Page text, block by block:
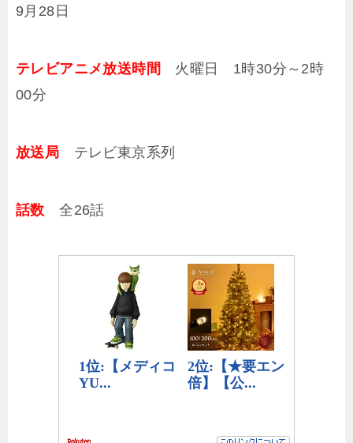
9月28日
テレビアニメ放送時間 火曜日 1時30分～2時
00分
放送局 テレビ東京系列
話数 全26話